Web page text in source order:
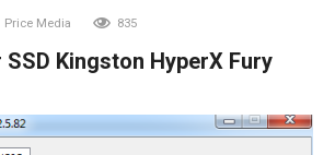
Price Media 835
Kingston HyperX Fury